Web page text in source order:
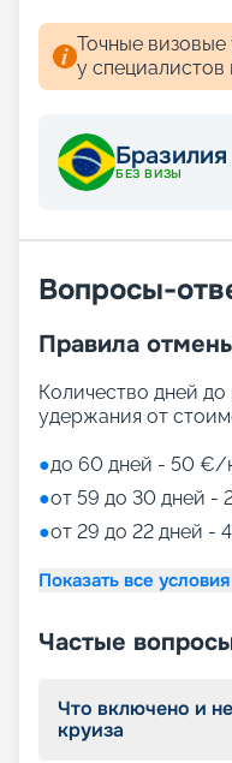
Точные визовые
у
Бразилия
БЕЗ ВИЗЫ
Вопросы-
Правила
Количество дней
удержания от
●до 60 дней - 50 €/
●от 59 до 30 дней -
●от 29 до 22 дней -
Показать все условия
Частые
Что включено и
круиза